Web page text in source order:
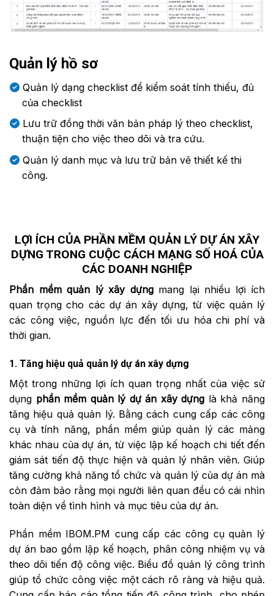
Quản lý hồ sơ
Quản lý dạng checklist để kiểm soát tính thiếu, đủ
của checklist
Lưu trữ đồng thời văn bản pháp lý theo checklist,
thuận tiện cho việc theo dõi và tra cứu.
Quản lý danh mục và lưu trữ bản vẽ thiết kế thi
công.
LỢI ÍCH CỦA PHẦN MỀM QUẢN LÝ DỰ ÁN XÂY
DỰNG TRONG CUỘC CÁCH MẠNG SỐ HOÁ CỦA
CÁC DOANH NGHIỆP
Phần mềm quản lý xây dựngmang lại nhiều lợi ích
quan trọng cho các dự án xây dựng, từ việc quản lý
các công việc, nguồn lực đến tối ưu hóa chi phí và
thời gian.
1. Tăng hiệu quả quản lý dự án xây dựng
Một trong những lợi ích quan trọng nhất của việc sử
dụng phần mềm quản lý dự án xây dựng là khả năng
tăng hiệu quả quản lý. Bằng cách cung cấp các công
cụ và tính năng, phần mềm giúp quản lý các mảng
khác nhau của dự án, từ việc lập kế hoạch chi tiết đến
giám sát tiến độ thực hiện và quản lý nhân viên. Giúp
tăng cường khả năng tổ chức và quản lý của dự án mà
còn đảm bảo rằng mọi người liên quan đều có cái nhìn
toàn diện về tình hình và mục tiêu của dự án.
Phần mềm IBOM.PM cung cấp các công cụ quản lý
dự án bao gồm lập kế hoạch, phân công nhiệm vụ và
theo dõi tiến độ công việc. Biểu đồ quản lý công trình
giúp tổ chức công việc một cách rõ ràng và hiệu quả.